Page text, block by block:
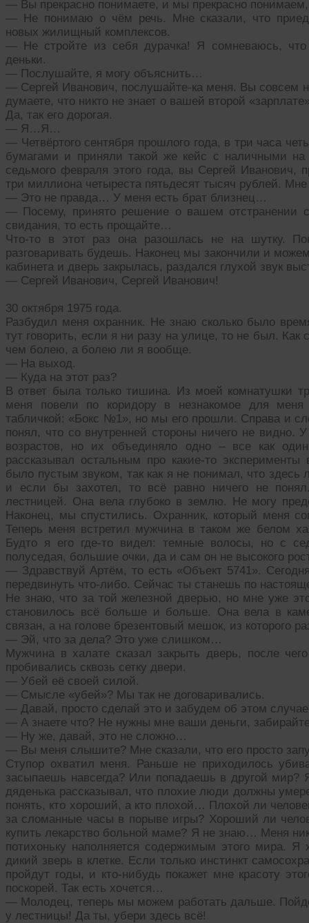
— Вы прекрасно понимаете, и мы прекрасно
— Не понимаю о чём речь. Мне сказали, что
новых жилищный комплексов.
— Не стройте из себя дурачка! Я сомневаюсь,
деньки.
— Послушайте, я могу объяснить…
— Сергей Иванович, послушайте-ка меня. Вы совсем
думаете, что никто не знает о вашей второй
Да, так его дорогая.
— Я…Я…
— Четвёртого сентября прошлого года, в три часа
бумагами и приняли такой же кейс с наличными
седьмого февраля этого года, вы Сергей Иванович,
три миллиона четыреста пятьдесят тысяч рублей.
— Это не правда… У меня есть брат близнец…
— Посему, принято решение о вашем отстранении
свидания, то есть прощайте…
Что-то в этот раз она разошлась не на шутку.
разговаривать будешь. Наконец мы закончили и
кабинета и дверь закрылась, раздался глухой звук
— Сергей Иванович, Сергей Иванович!
30 октября 1975 года.
Разбудил меня охранник. Не знаю сколько было
тут говорить, если я ни разу на улице, то не был.
чем болею, а болею ли я вообще.
— На выход.
— Куда на этот раз?
В ответ была только тишина. Из моей комнатушки
меня повели по коридору в незнакомое для
табличкой: «Бокс №1», но мы его прошли. Справа и
понял, что со внутренней стороны ничего не видно.
возрастов, но их объединяло одно – все как
рассказывал остальным про какие-то
было пустым звуком, так как я не понимал, что здесь
и если бы захотел, то всё равно ничего не
лестницей. Она вела глубоко в землю. Не могу
Наконец, мы спустились. Охранник, который меня
Теперь меня встретил мужчина в таком же белом
Будто я его где-то видел: темные волосы, но с
полуседая, большие очки, да и сам он не высокого
— Здравствуй Артём, то есть «Объект 5741».
передвинуть что-либо. Сейчас ты станешь по
Не знаю, что за той железной дверью, но мне уже
становилось всё больше и больше. Она вела в
связан, а на голове брезентовый мешок, из которого
— Эй, что за дела? Это уже слишком…
Мужчина в халате сказал закрыть дверь, после
пробивались сквозь сетку двери.
— Убей её своей силой.
— Смысле «убей»? Мы так не договаривались.
— Давай, просто сделай это и забудем об этом
— А знаете что? Не нужны мне ваши деньги,
— Ну же, давай, это не сложно…
— Вы меня слышите? Мне сказали, что его просто
Ступор охватил меня. Раньше не приходилось
засыпаешь навсегда? Или попадаешь в другой
дяденька рассказывал, что плохие люди должны
понять, кто хороший, а кто плохой… Плохой ли
за сломанные часы в порыве игры? Хороший ли
купить лекарство больной маме? Я не знаю… Меня
потихоньку наполняется содержимым этого мира. Я
дикий зверь в клетке. Если только инстинкт
пройдут годы, и кто-нибудь покажет мне красоту
поскорей. Так есть хочется…
— Молодец, теперь мы можем работать дальше.
у лестницы! Да ты, убери здесь всё!